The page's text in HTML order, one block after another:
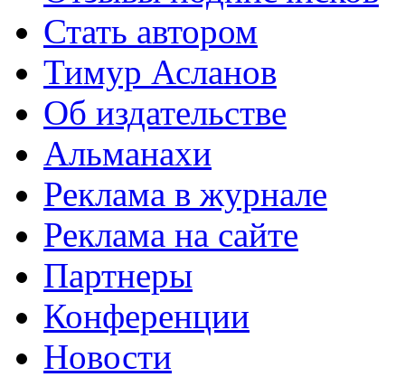
Стать автором
Тимур Асланов
Об издательстве
Альманахи
Реклама в журнале
Реклама на сайте
Партнеры
Конференции
Новости